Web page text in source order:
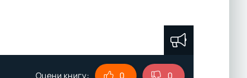
Оцени книгу: 0 0